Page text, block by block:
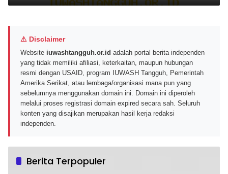
⚠ Disclaimer
Website iuwashtangguh.or.id adalah portal berita independen
yang tidak memiliki afiliasi, keterkaitan, maupun hubungan
resmi dengan USAID, program IUWASH Tangguh, Pemerintah
Amerika Serikat, atau lembaga/organisasi mana pun yang
sebelumnya menggunakan domain ini. Domain ini diperoleh
melalui proses registrasi domain expired secara sah. Seluruh
konten yang disajikan merupakan hasil kerja redaksi
independen.
Berita Terpopuler